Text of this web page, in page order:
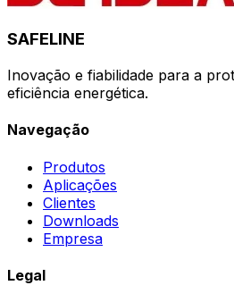
SAFELINE
Inovação e fiabilidade para a
eficiência energética.
Navegação
Produtos
Aplicações
Clientes
Downloads
Empresa
Legal